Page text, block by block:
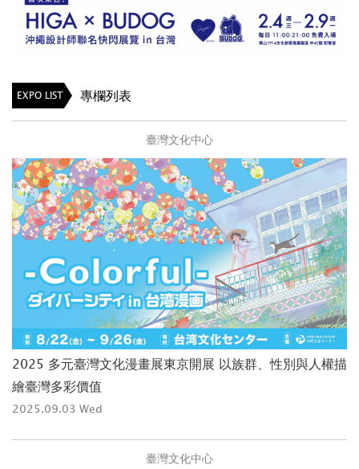
EXPO LIST 專欄列表
臺灣文化中心
2025 多元臺灣文化漫畫展東京開展 以族群、性別與人權描
繪臺灣多彩價值
2025.09.03 Wed
臺灣文化中心